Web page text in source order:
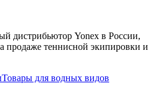
дистрибьютор Yonex в России,
продаже теннисной экипировки и
Товары для водных видов